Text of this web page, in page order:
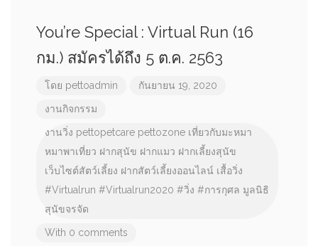
You’re Special : Virtual Run (16
กม.) สมัครได้ถึง 5 ต.ค. 2563
โดย pettoadmin กันยายน 19, 2020
งานกิจกรรม
งานวิ่ง pettopetcare pettozone เที่ยวกับมะหมา
หมาพาเที่ยว ฝากสุนัข ฝากแมว ฝากเลี้ยงสุนัข
เว็บไซต์สัตว์เลี้ยง ฝากสัตว์เลี้ยงออนไลน์ เสื้อวิ่ง
#Virtualrun #Virtualrun2020 #วิ่ง #การกุศล มูลนิธิ
สุนัขจรจัด
With 0 comments